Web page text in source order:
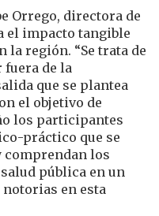
Orrego, directora de
el impacto tangible
la región. “Se trata de
de la
que se plantea
el objetivo de
los participantes
práctico que se
comprendan los
pública en un
en esta